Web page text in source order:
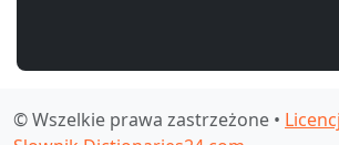
© Wszelkie prawa zastrzeżone •